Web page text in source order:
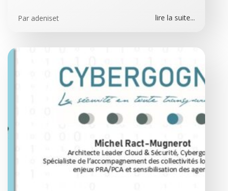
Par adeniset lire la suite...